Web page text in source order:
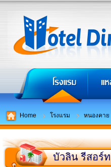
Home โรงแรม หนองคาย
บัวลิน รีสอร์ท